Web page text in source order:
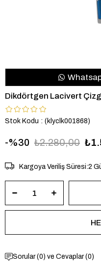
Dikdörtgen Lacivert
Stok Kodu (klyclk001868)
30 ₺2.280,00
Kargoya Veriliş Süresi:2
Sorular (0) ve Cevaplar (0)